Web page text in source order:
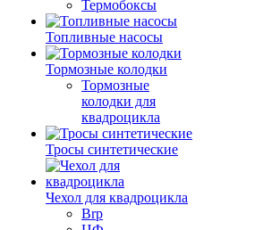
Термобоксы
Топливные насосы
Тормозные колодки
Тормозные
колодки для
квадроцикла
Тросы синтетические
Чехол для квадроцикла
Brp